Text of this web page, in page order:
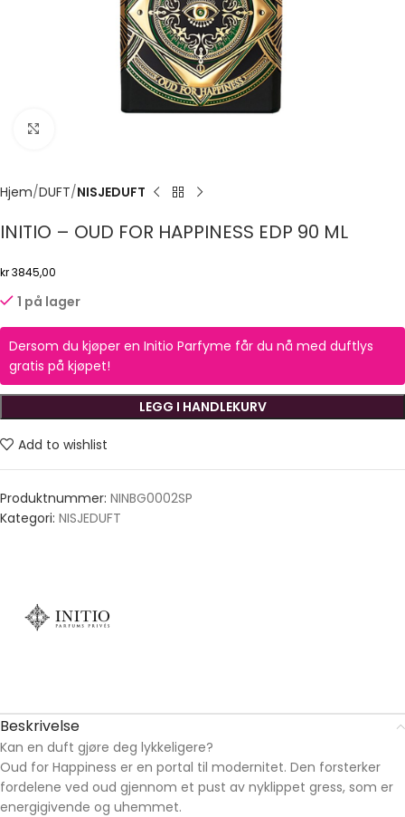
Hjem DUFT NISJEDUFT
INITIO – OUD FOR HAPPINESS EDP 90 ML
kr3845,00
1 på lager
Dersom du kjøper en Initio Parfyme får du nå med duftlys
gratis på kjøpet!
LEGG I HANDLEKURV
Add to wishlist
Produktnummer: NINBG0002SP
Kategori: NISJEDUFT
Beskrivelse
Kan en duft gjøre deg lykkeligere?
Oud for Happiness er en portal til modernitet. Den forsterker
fordelene ved oud gjennom et pust av nyklippet gress, som er
energigivende og uhemmet.